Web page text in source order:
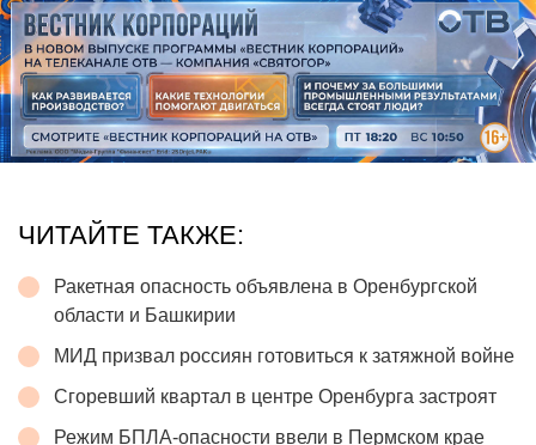
ЧИТАЙТЕ ТАКЖЕ:
Ракетная опасность объявлена в Оренбургской
области и Башкирии
МИД призвал россиян готовиться к затяжной войне
Сгоревший квартал в центре Оренбурга застроят
Режим БПЛА-опасности ввели в Пермском крае